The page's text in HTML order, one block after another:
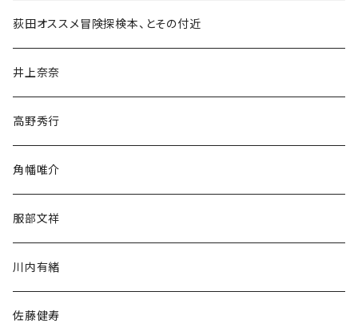
和書
文学・小説・物語
随筆・ノンフィクション・その他
荻田オススメ冒険探検本、とその付近
井上奈奈
高野秀行
角幡唯介
服部文祥
川内有緒
佐藤健寿